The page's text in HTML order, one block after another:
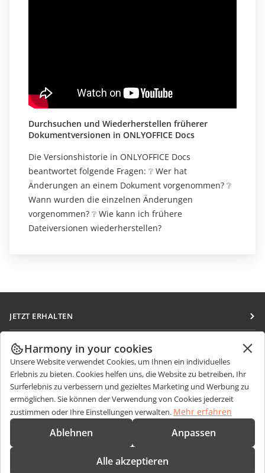
Durchsuchen und Wiederherstellen früherer
Dokumentversionen in ONLYOFFICE Docs
Die Versionshistorie in ONLYOFFICE Docs
beantwortet folgende Fragen: ❔ Wer hat
Änderungen an einem Dokument vorgenommen? ❔
Wann wurden die einzelnen Änderungen
vorgenommen? ❔ Wie kann ich frühere
Dateiversionen wiederherstellen?
JETZT ERHALTEN
Docs
DocSpace
Workspace
Integrations-Apps
Desktop-Apps
Mobile Apps
ZUSAMMENARBEITEN
Für Mitwirkende
Für Übersetzer
Für Influencer
Stellenangebote
NACHRICHTEN ERHALTEN
Blog
HILFE ERHALTEN
Forum
Fragen zum Kauf
sales@onlyoffice.com
partners@onlyoffice.com
Harmony in your cookies
Unsere Website verwendet Cookies, um Ihnen ein individuelles
Erlebnis zu bieten. Cookies helfen uns, die Website zu betreiben, Ihr
Surferlebnis zu verbessern und gezieltes Marketing und Werbung zu
ermöglichen. Sie können der Verwendung von Cookies jederzeit
zustimmen oder Ihre Einstellungen verwalten. Mehr erfahren
Ablehnen Anpassen
Alle akzeptieren